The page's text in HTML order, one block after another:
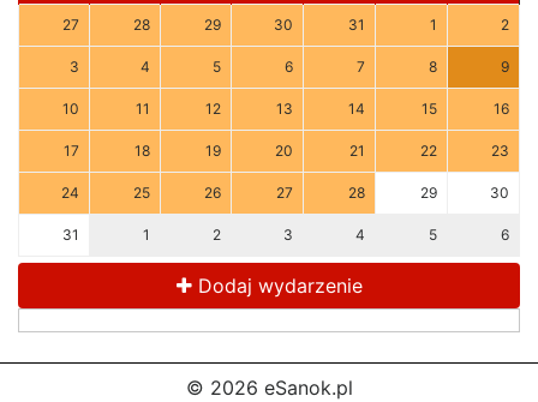
27 28 29 30 31 1 2
3 4 5 6 7 8 9
10 11 12 13 14 15 16
17 18 19 20 21 22 23
24 25 26 27 28 29 30
31 1 2 3 4 5 6
Dodaj wydarzenie
© 2026 eSanok.pl